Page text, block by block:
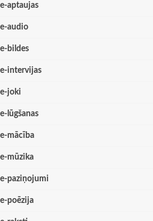
e-aptaujas
e-audio
e-bildes
e-intervijas
e-joki
e-lūgšanas
e-mācība
e-mūzika
e-paziņojumi
e-poēzija